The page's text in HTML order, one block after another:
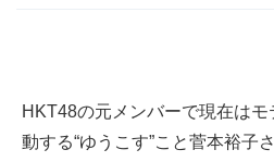
HKT48の元メンバーで現在は
動する“ゆうこす”こと菅本裕子